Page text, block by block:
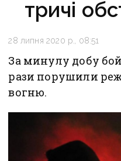
тричі
28 липня 2020 р., 08:51
За минулу добу
рази порушили
вогню.